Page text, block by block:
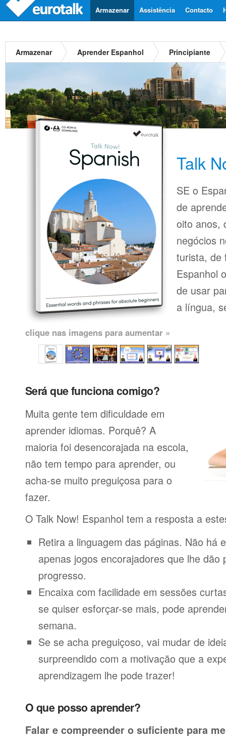
Contacto
Assistência
Armazenar
Armazenar Aprender Espanhol Principiante
Talk
SE o
de
oito anos,
negócios
turista, de
Espanhol
de usar
a língua,
clique nas imagens para aumentar »
Será que funciona comigo?
Muita gente tem dificuldade em
aprender idiomas. Porquê? A
maioria foi desencorajada na escola,
não tem tempo para aprender, ou
acha-se muito preguiçosa para o
fazer.
O Talk Now! Espanhol tem a resposta a
Retira a linguagem das páginas. Não há
apenas jogos encorajadores que lhe dão
progresso.
Encaixa com facilidade em sessões
se quiser esforçar-se mais, pode
semana.
Se se acha preguiçoso, vai mudar de
surpreendido com a motivação que a
aprendizagem lhe pode trazer!
O que posso aprender?
Falar e compreender o suficiente para